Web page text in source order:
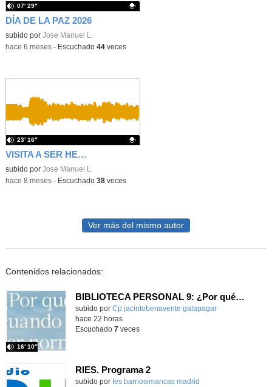
DÍA DE LA PAZ 2026
Contenido educativo.
subido por Jose Manuel L.
07′ 29″
-hace 6 meses- Escuchado 44veces
VISITA A SER HENARES
Contenido educativo.
subido por Jose Manuel L.
23′ 16″
-hace 8 meses- Escuchado 38veces
Ver más del mismo autor
Contenidos relacionados:
BIBLIOTECA PERSONAL 9: ¿Por qué ser feliz cuando puedes ser normal?
Contenido educativo.
subido por Cp jacintobenavente galapagar
16′ 10″
-
hace 22 horas
Escuchado 7veces
RIES. Programa 2
Contenido educativo.
subido por Ies barriosimancas madrid